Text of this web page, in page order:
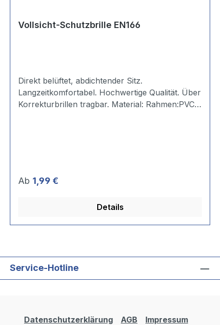
Vollsicht-Schutzbrille EN166
Direkt belüftet, abdichtender Sitz.
Langzeitkomfortabel. Hochwertige Qualität. Über
Korrekturbrillen tragbar. Material: Rahmen:PVC;
Regulärer Preis:
Ab 1,99 €
Details
Service-Hotline
Datenschutzerklärung AGB Impressum